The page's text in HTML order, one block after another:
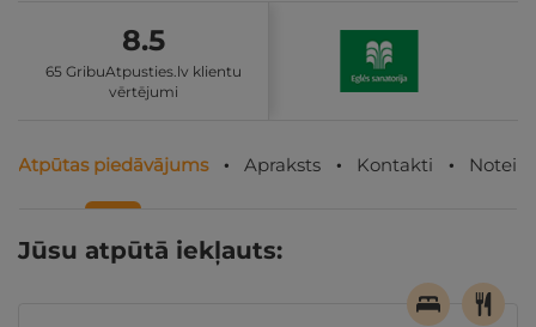
8.5
65 GribuAtpusties.lv klientu
vērtējumi
Atpūtas piedāvājums Apraksts Kontakti
Jūsu atpūtā iekļauts: